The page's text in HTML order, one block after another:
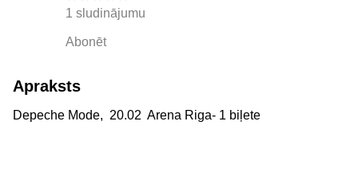
1 sludinājumu
Abonēt
Apraksts
Depeche Mode, 20.02 Arena Riga- 1 biļete